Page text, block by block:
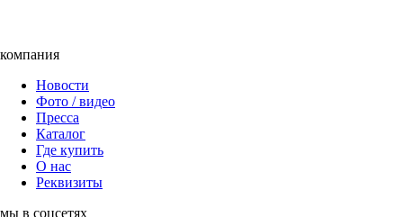
компания
Новости
Фото / видео
Пресса
Каталог
Где купить
О нас
Реквизиты
мы в соцсетях